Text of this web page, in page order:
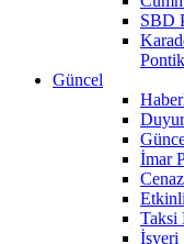
SBD
Güncel
İmar
Taksi
İşyeri